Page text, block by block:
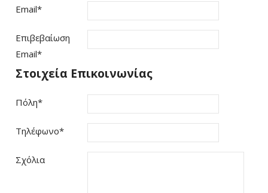
Email*
Επιβεβαίωση
Email*
Στοιχεία Επικοινωνίας
Πόλη*
Τηλέφωνο*
Σχόλια